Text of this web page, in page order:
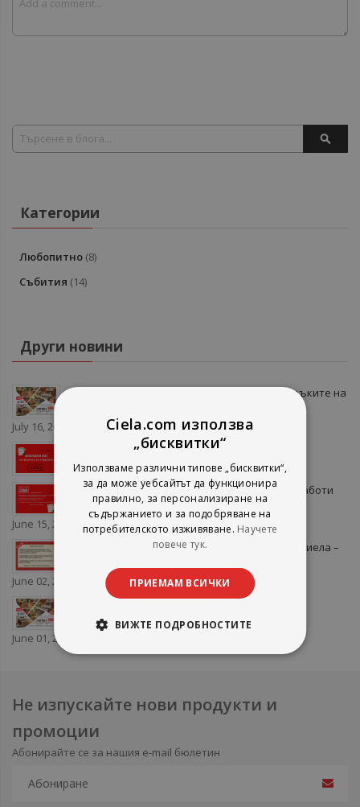
Search
Категории
Любопитно (8)
Събития (14)
Други новини
Топ 10 детски книги за весело лято – препоръките на
July 16, 2026
Летни ревизии в книжарници Сиела
June 22, 2026
Важно: Книжарница Сиела The Mall няма да работи
на 15 юни
June 15, 2026
ВАЖНО: Предстояща ревизия в книжарница Сиела –
June 02, 2026
книжарници Сиела
June 01, 2026
Не изпускайте нови продукти и
промоции
Абонирайте се за нашия e-mail бюлетин
Ciela.com използва
„бисквитки“
Използваме различни типове „бисквитки“,
за да може уебсайтът да функционира
правилно, за персонализиране на
съдържанието и за подобряване на
потребителското изживяване. Научете
повече тук.
ПРИЕМАМ ВСИЧКИ
ВИЖТЕ ПОДРОБНОСТИТЕ